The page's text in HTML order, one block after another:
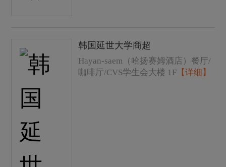
韩国延世大学商超
Hayan-saem（哈扬赛姆酒店）餐厅/
咖啡厅/CVS学生会大楼 1F 【详细】